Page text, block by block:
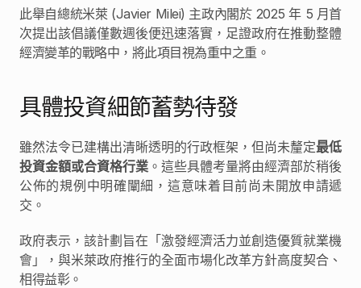
此舉自總統米萊 (Javier Milei) 主政內閣於 2025 年 5 月首
次提出該倡議僅數週後便迅速落實，足證政府在推動整體
經濟變革的戰略中，將此項目視為重中之重。
具體投資細節蓄勢待發
雖然法令已建構出清晰透明的行政框架，但尚未釐定最低
投資金額或合資格行業 。這些具體考量將由經濟部於稍後
公佈的規例中明確闡細，這意味着目前尚未開放申請遞
交。
政府表示，該計劃旨在「激發經濟活力並創造優質就業機
會」，與米萊政府推行的全面市場化改革方針高度契合、
相得益彰。